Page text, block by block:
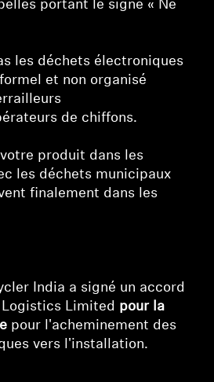
portant le signe « Ne
les déchets électroniques
et non organisé
de chiffons.
produit dans les
les déchets municipaux
finalement dans les
India a signé un accord
Limited pour la
pour l'acheminement des
vers l'installation.